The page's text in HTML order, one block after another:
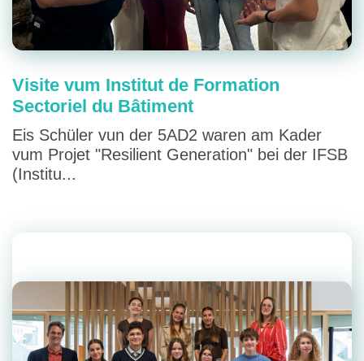
Visite vum Institut de Formation
Sectoriel du Bâtiment
Eis Schüler vun der 5AD2 waren am Kader
vum Projet "Resilient Generation" bei der IFSB
(Institu...